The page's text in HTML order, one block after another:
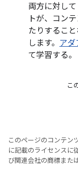
両方に対し
トが、コン
たりするこ
します。 アダ
て学習する。
こ
このページのコンテン
に記載のライセンスに
び関連会社の商標また